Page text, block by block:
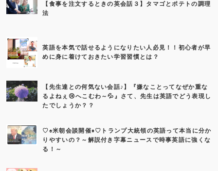
【食事を注文するときの英会話３】タマゴとポテトの調理
法
英語を本気で話せるようになりたい人必見！！初心者が早
めに身に着けておきたい学習習慣とは？
【先生達との何気ない会話♪】『嫌なことってなぜか重な
るよねぇ😢へこむわ～💦』さて、先生は英語でどう表現し
たでしょうか？？
♡♠米朝会談開催♦♡トランプ大統領の英語って本当に分か
りやすいの？～解説付き字幕ニュースで時事英語に強くな
る！～